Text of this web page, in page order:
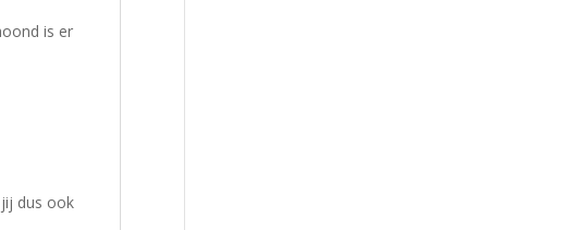
is er
dus ook